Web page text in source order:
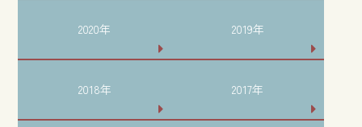
2020年 2019年
2018年 2017年